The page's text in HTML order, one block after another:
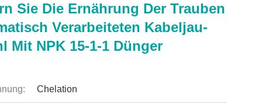
Sie Die Ernährung Der Trauben
Verarbeiteten Kabeljau-
Mit NPK 15-1-1 Dünger
Chelation